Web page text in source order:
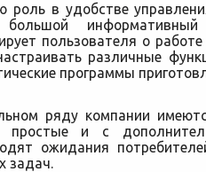
роль в удобстве
большой
пользователя о
различные
программы
ряду компании
простые и с
ожидания
задач.